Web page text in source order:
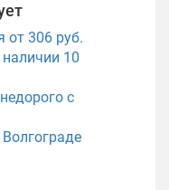
от 306 руб.
10
с